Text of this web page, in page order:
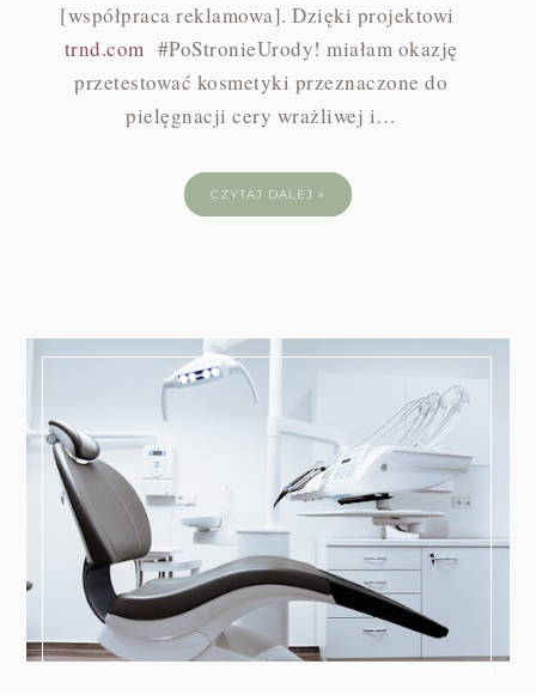
[współpraca reklamowa]. Dzięki projektowi
trnd.com #PoStronieUrody! miałam okazję
przetestować kosmetyki przeznaczone do
pielęgnacji cery wrażliwej i…
CZYTAJ DALEJ »